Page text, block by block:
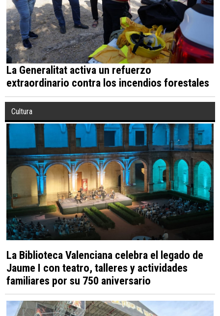
La Generalitat activa un refuerzo
extraordinario contra los incendios forestales
Cultura
La Biblioteca Valenciana celebra el legado de
Jaume I con teatro, talleres y actividades
familiares por su 750 aniversario